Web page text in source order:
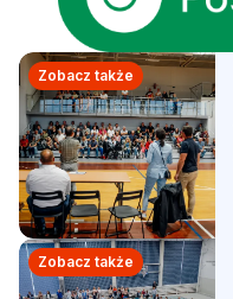
Zobacz także
Zobacz także